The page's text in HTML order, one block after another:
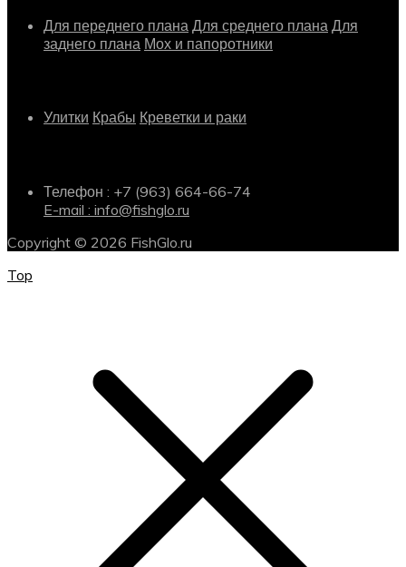
Для переднего плана Для среднего плана Для
заднего плана Мох и папоротники
Улитки Крабы Креветки и раки
Телефон : +7 (963) 664-66-74
E-mail : info@fishglo.ru
Copyright © 2026 FishGlo.ru
Top